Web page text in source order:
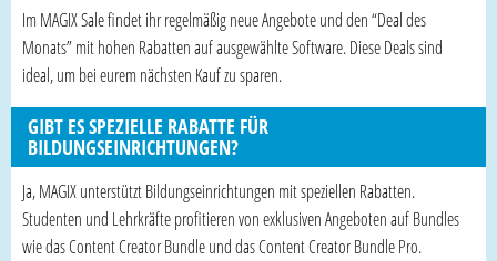
Im MAGIX Sale findet ihr regelmäßig neue Angebote und den “Deal des
Monats” mit hohen Rabatten auf ausgewählte Software. Diese Deals sind
ideal, um bei eurem nächsten Kauf zu sparen.
GIBT ES SPEZIELLE RABATTE FÜR
BILDUNGSEINRICHTUNGEN?
Ja, MAGIX unterstützt Bildungseinrichtungen mit speziellen Rabatten.
Studenten und Lehrkräfte profitieren von exklusiven Angeboten auf Bundles
wie das Content Creator Bundle und das Content Creator Bundle Pro.